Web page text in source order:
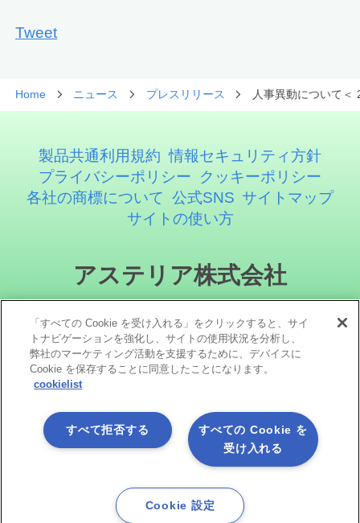
Tweet
Home ニュース プレスリリース 人事異動について＜
製品共通利用規約 情報セキュリティ方針
プライバシーポリシー
クッキーポリシー
各社の商標について 公式SNS サイトマップ
サイトの使い方
アステリア株式会社
ソーシャルメディア
Copyright©1998 -2026 Asteria Corporation. All Rights Reserved.
「すべての Cookie を受け入れる」をクリックすると、サイ
トナビゲーションを強化し、サイトの使用状況を分析し、
弊社のマーケティング活動を支援するために、デバイスに
Cookie を保存することに同意したことになります。
cookielist
すべての Cookie を
受け入れる
すべて拒否する
Cookie 設定